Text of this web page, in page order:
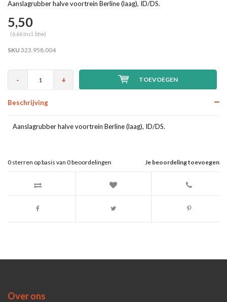
Aanslagrubber halve voortrein Berline (laag), ID/DS.
5,50
(6,66 Incl. btw)
SKU 323.958.004
- + TOEVOEGEN
Beschrijving
Aanslagrubber halve voortrein Berline (laag), ID/DS.
Je beoordeling toevoegen
0 sterren op basis van 0beoordelingen
Over ons